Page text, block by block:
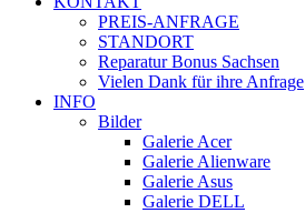
PREIS-ANFRAGE
STANDORT
Reparatur Bonus Sachsen
Vielen Dank für ihre Anfrage
INFO
Bilder
Galerie Acer
Galerie Alienware
Galerie Asus
Galerie DELL